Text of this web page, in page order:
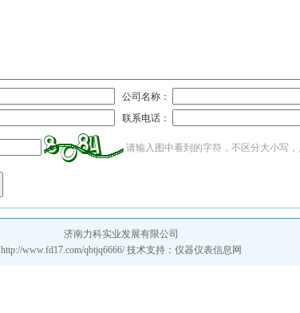
公司名称：
联系电话：
请输入图中看到的字符，不区分大小写
济南力科实业发展有限公司
http://www.fd17.com/qbtjq6666/ 技术支持： 仪器仪表信息网